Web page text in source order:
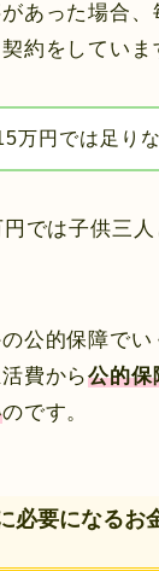
あった場合
約をしていま
万円では足り
では子供三
公的保障で
費から公的保
のです。
必要になるお